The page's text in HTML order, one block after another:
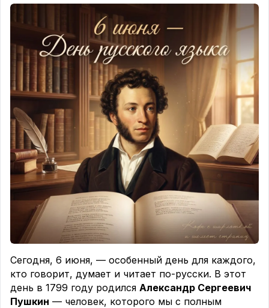
которая остается.
«Там, где раки поют» — Дилия Оуэнс
Не просто детектив. Это роман о
девочке-«болотце», которая смогла выжить в
одиночестве благодаря природе и книгам.
📖«Чудо» — Р. Дж. Паласио
Обязательна к прочтению и детям, и взрослым.
Книга о мальчике с другим лицом, которая учит
милосердию.
📖«Я не тормоз» — Нина Дашевская
Современная российская проза о мальчике с
СДВГ. Очень живая, честная и нужная история.
💬Какая книга из вашего детства повлияла на вас
сильнее всего?
Сегодня, 6 июня, — особенный день для каждого,
кто говорит, думает и читает по-русски. В этот
день в 1799 году родился Александр Сергеевич
Пушкин — человек, которого мы с полным